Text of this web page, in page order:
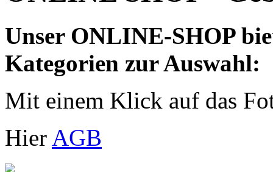
Unser ONLINE-SHOP
Kategorien zur Auswahl:
Mit einem Klick auf das
Hier AGB